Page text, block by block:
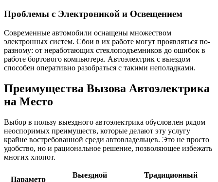
Проблемы с Электроникой и Освещением
Современные автомобили оснащены множеством
электронных систем. Сбои в их работе могут проявляться по-
разному: от неработающих стеклоподъемников до ошибок в
работе бортового компьютера. Автоэлектрик с выездом
способен оперативно разобраться с такими неполадками.
Преимущества Вызова Автоэлектрика
на Место
Выбор в пользу выездного автоэлектрика обусловлен рядом
неоспоримых преимуществ, которые делают эту услугу
крайне востребованной среди автовладельцев. Это не просто
удобство, но и рациональное решение, позволяющее избежать
многих хлопот.
Параметр
Выездной
Традиционный